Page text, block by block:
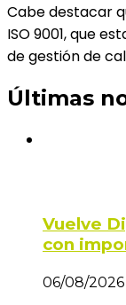
Cabe destacar
ISO 9001, que
de gestión de
Últimas
Vuelve
con
06/08/2026